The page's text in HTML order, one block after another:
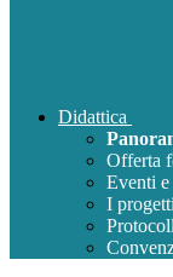
Didattica
Offerta
Eventi
I